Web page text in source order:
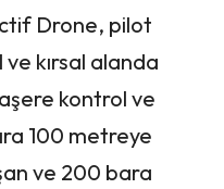
Drone, pilot
kırsal alanda
kontrol ve
100 metreye
ve 200 bara